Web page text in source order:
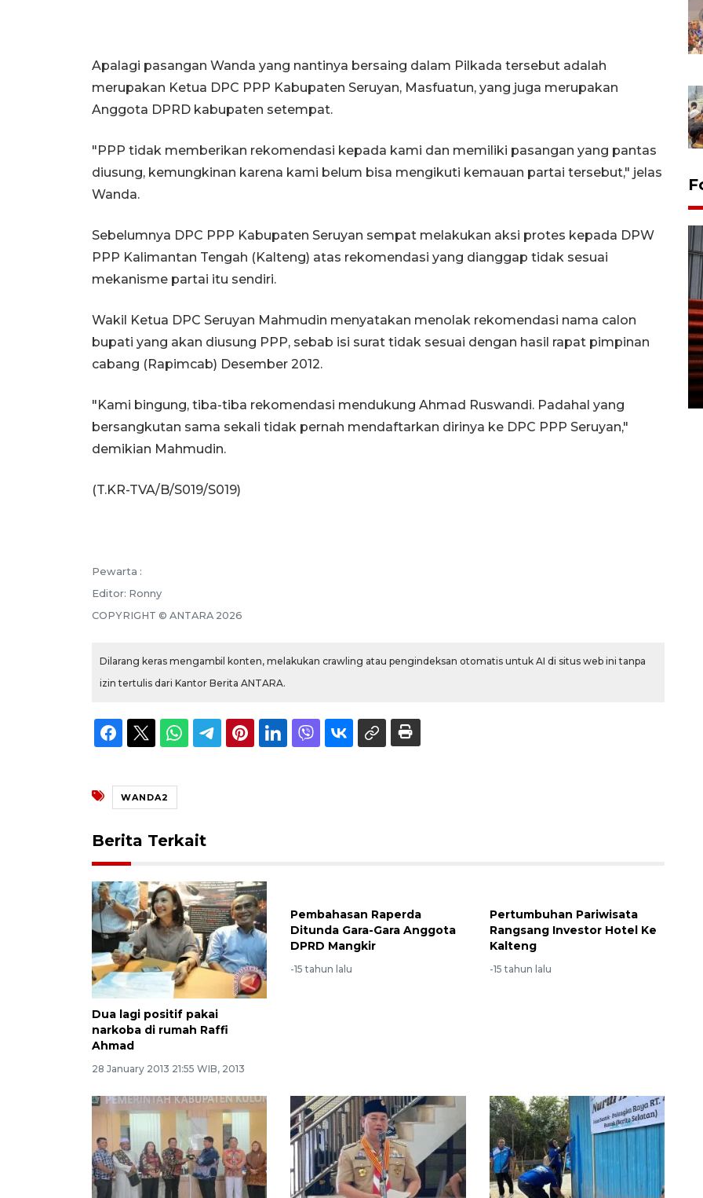
Apalagi pasangan Wanda yang nantinya bersaing dalam Pilkada tersebut adalah
merupakan Ketua DPC PPP Kabupaten Seruyan, Masfuatun, yang juga merupakan
Anggota DPRD kabupaten setempat.
"PPP tidak memberikan rekomendasi kepada kami dan memiliki pasangan yang pantas
diusung, kemungkinan karena kami belum bisa mengikuti kemauan partai tersebut," jelas
Wanda.
Sebelumnya DPC PPP Kabupaten Seruyan sempat melakukan aksi protes kepada DPW
PPP Kalimantan Tengah (Kalteng) atas rekomendasi yang dianggap tidak sesuai
mekanisme partai itu sendiri.
Wakil Ketua DPC Seruyan Mahmudin menyatakan menolak rekomendasi nama calon
bupati yang akan diusung PPP, sebab isi surat tidak sesuai dengan hasil rapat pimpinan
cabang (Rapimcab) Desember 2012.
"Kami bingung, tiba-tiba rekomendasi mendukung Ahmad Ruswandi. Padahal yang
bersangkutan sama sekali tidak pernah mendaftarkan dirinya ke DPC PPP Seruyan,"
demikian Mahmudin.
(T.KR-TVA/B/S019/S019)
Pewarta :
Editor: Ronny
COPYRIGHT © ANTARA 2026
Dilarang keras mengambil konten, melakukan crawling atau pengindeksan otomatis untuk AI di situs web ini tanpa
izin tertulis dari Kantor Berita ANTARA.
WANDA2
Berita Terkait
Dua lagi positif pakai
narkoba di rumah Raffi
Ahmad
28 January 2013 21:55 WIB, 2013
Pembahasan Raperda
Ditunda Gara-Gara Anggota
DPRD Mangkir
-15 tahun lalu
Pertumbuhan Pariwisata
Rangsang Investor Hotel Ke
Kalteng
-15 tahun lalu
kemarau di Kalimantan